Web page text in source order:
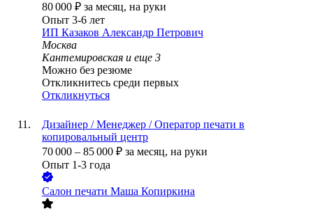
80 000 ₽ за месяц, на руки
Опыт 3-6 лет
ИП Казаков Александр Петрович
Москва
Кантемировская и еще 3
Можно без резюме
Откликнитесь среди первых
Откликнуться
Дизайнер / Менеджер / Оператор печати в
копировальный центр
70 000 – 85 000 ₽ за месяц, на руки
Опыт 1-3 года
Салон печати Маша Копиркина